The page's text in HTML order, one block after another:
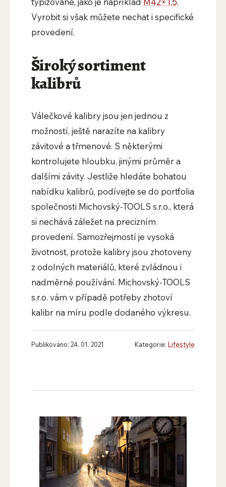
Vyrobit si však můžete nechat i specifické
provedení.
Široký sortiment
kalibrů
Válečkové kalibry jsou jen jednou z
možností, ještě narazíte na kalibry
závitové a třmenové. S některými
kontrolujete hloubku, jinými průměr a
dalšími závity. Jestliže hledáte bohatou
nabídku kalibrů, podívejte se do portfolia
společnosti Michovský-TOOLS s.r.o., která
si nechává záležet na precizním
provedení. Samozřejmostí je vysoká
životnost, protože kalibry jsou zhotoveny
z odolných materiálů, které zvládnou i
nadměrné používání. Michovský-TOOLS
s.r.o. vám v případě potřeby zhotoví
kalibr na míru podle dodaného výkresu.
Publikováno: 24. 01. 2021 Kategorie:Lifestyle